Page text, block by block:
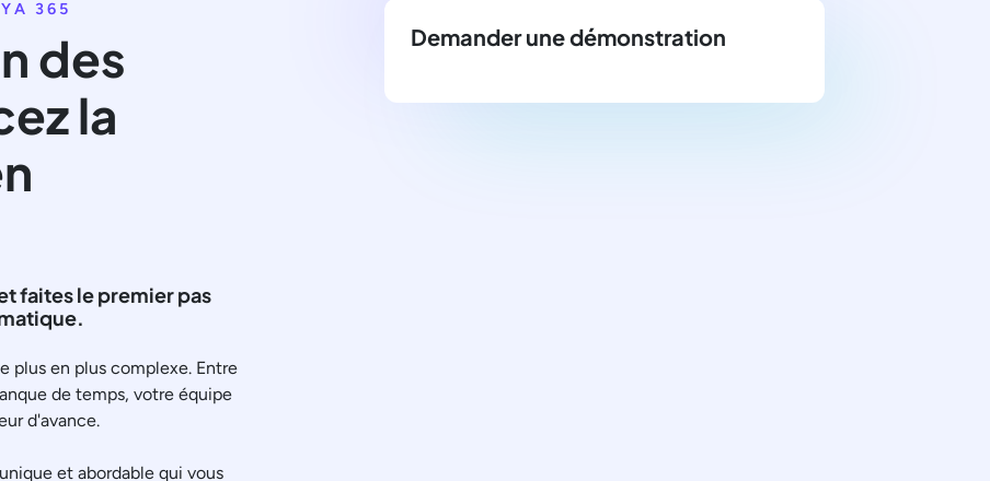
365
des
la
faites le premier pas
plus en plus complexe. Entre
de temps, votre équipe
d'avance.
et abordable qui vous
Demander une démonstration